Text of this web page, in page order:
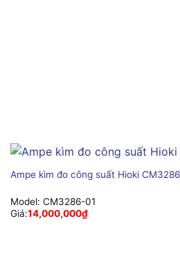
Ampe kìm đo công suất Hioki
Model: CM3286-01
Giá:14,000,000₫